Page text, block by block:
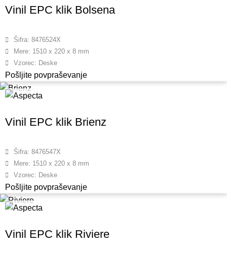
Vinil EPC klik Bolsena
Šifra: 8476524X
Mere: 1510 x 220 x 8 mm
Vzorec: Deske
Pošljite povpraševanje
Vinil EPC klik Brienz
Šifra: 8476547X
Mere: 1510 x 220 x 8 mm
Vzorec: Deske
Pošljite povpraševanje
Vinil EPC klik Riviere